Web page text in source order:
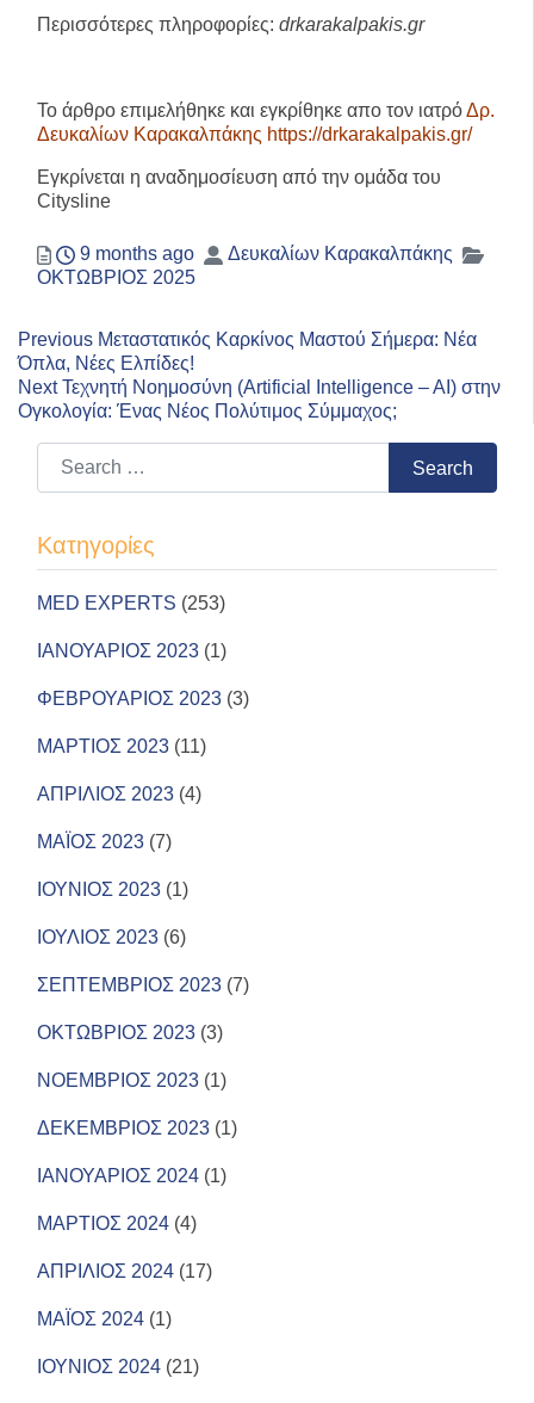
Περισσότερες πληροφορίες: drkarakalpakis.gr
Το άρθρο επιμελήθηκε και εγκρίθηκε απο τον ιατρόΔρ.
Δευκαλίων Καρακαλπάκης https://drkarakalpakis.gr/
Εγκρίνεται η αναδημοσίευση από την ομάδα του
Citysline
Posted
9 months ago Author
Δευκαλίων Καρακαλπάκης
ΟΚΤΩΒΡΙΟΣ 2025
Πλοήγηση
άρθρων
Previous Previous
post:
Μεταστατικός Καρκίνος Μαστού Σήμερα: Νέα
Όπλα, Νέες Ελπίδες!
Next Next
post:
Τεχνητή Νοημοσύνη (Artificial Intelligence – AI) στην
Ογκολογία: Ένας Νέος Πολύτιμος Σύμμαχος;
Search for:
Search
Kατηγορίες
MED EXPERTS (253)
ΙΑΝΟΥΑΡΙΟΣ 2023 (1)
ΦΕΒΡΟΥΑΡΙΟΣ 2023 (3)
ΜΑΡΤΙΟΣ 2023 (11)
ΑΠΡΙΛΙΟΣ 2023 (4)
ΜΑΪΟΣ 2023 (7)
ΙΟΥΝΙΟΣ 2023 (1)
ΙΟΥΛΙΟΣ 2023 (6)
ΣΕΠΤΕΜΒΡΙΟΣ 2023 (7)
ΟΚΤΩΒΡΙΟΣ 2023 (3)
ΝΟΕΜΒΡΙΟΣ 2023 (1)
ΔΕΚΕΜΒΡΙΟΣ 2023 (1)
ΙΑΝΟΥΑΡΙΟΣ 2024 (1)
ΜΑΡΤΙΟΣ 2024 (4)
ΑΠΡΙΛΙΟΣ 2024 (17)
ΜΑΪΟΣ 2024 (1)
ΙΟΥΝΙΟΣ 2024 (21)